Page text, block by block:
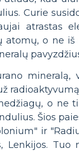
Curie
atrastas
atomų, o ne
o ne
Šios
ir
Lenkijos.